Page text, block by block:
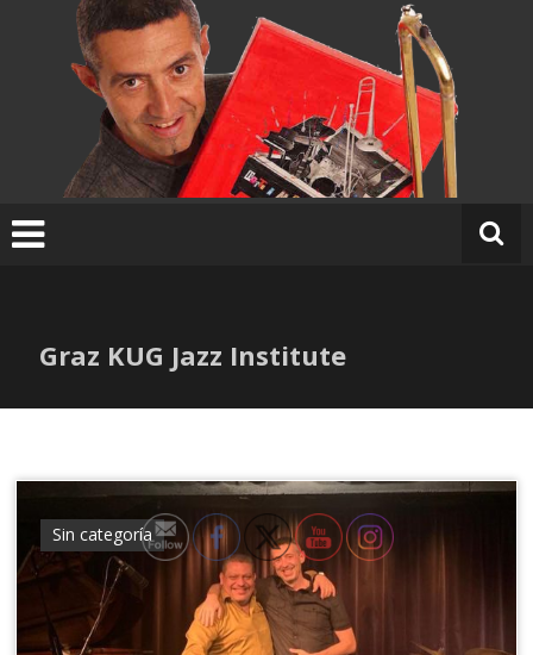
contenido
Graz KUG Jazz Institute
Sin categoría